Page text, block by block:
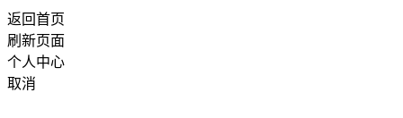
返回首页
刷新页面
个人中心
取消